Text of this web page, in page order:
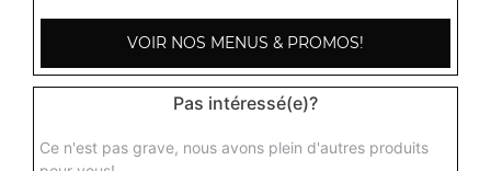
VOIR NOS MENUS & PROMOS!
Pas intéressé(e)?
Ce n'est pas grave, nous avons plein d'autres produits